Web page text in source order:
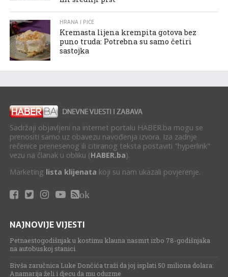
HRANA I PIĆE
Kremasta lijena krempita gotova bez
puno truda: Potrebna su samo četiri
sastojka
Sadržaji objavljeni na internet portalu HABER.ba mogu se
prenositi samo uz obavezu navođenja izvora. Iza zadnje
rečenice prenesenog ili citiranog teksta postaviti "hyperlink"
vezu na članak u obliku (HABER.ba).
Marketing lista klijenata koji su nam ukazali povjerenje.
ok
NAJNOVIJE VIJESTI
Petnaestogodišnjak u kostimu klauna nasmrt izbo 78-godišnjaka
na autobuskoj stanici
Bivša zaručnica Luke Dončića traži da joj isplati 50 miliona dolara:
Anamarija želi i djecu da mu oduzme